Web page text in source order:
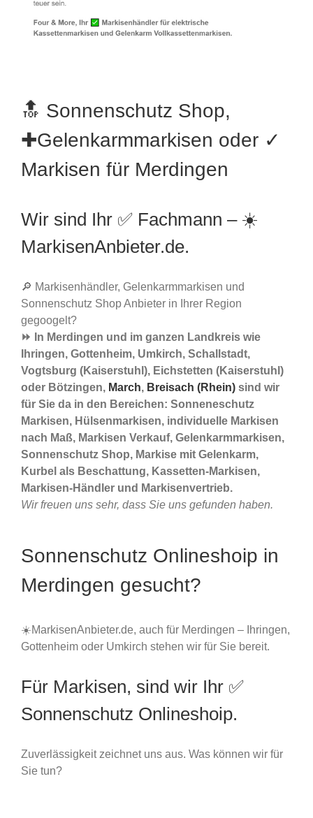
🔝 Sonnenschutz Shop,
✚Gelenkarmmarkisen oder ✓
Markisen für Merdingen
Wir sind Ihr ✅ Fachmann – ☀️
MarkisenAnbieter.de.
🔎 Markisenhändler, Gelenkarmmarkisen und
Sonnenschutz Shop Anbieter in Ihrer Region
gegoogelt?
⏩ In Merdingen und im ganzen Landkreis wie
Ihringen, Gottenheim, Umkirch, Schallstadt,
Vogtsburg (Kaiserstuhl), Eichstetten (Kaiserstuhl)
oder Bötzingen, March, Breisach (Rhein) sind wir
für Sie da in den Bereichen: Sonneneschutz
Markisen, Hülsenmarkisen, individuelle Markisen
nach Maß, Markisen Verkauf, Gelenkarmmarkisen,
Sonnenschutz Shop, Markise mit Gelenkarm,
Kurbel als Beschattung, Kassetten-Markisen,
Markisen-Händler und Markisenvertrieb.
Wir freuen uns sehr, dass Sie uns gefunden haben.
Sonnenschutz Onlineshoip in
Merdingen gesucht?
☀️MarkisenAnbieter.de, auch für Merdingen – Ihringen,
Gottenheim oder Umkirch stehen wir für Sie bereit.
Für Markisen, sind wir Ihr ✅
Sonnenschutz Onlineshoip.
Zuverlässigkeit zeichnet uns aus. Was können wir für
Sie tun?